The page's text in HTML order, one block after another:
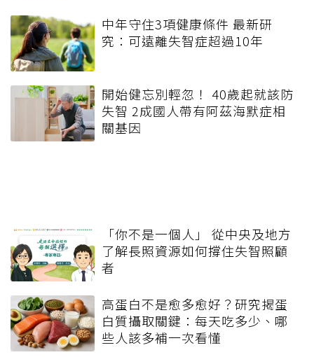
中年守住3項健康條件 最新研
究：可遠離失智症超過10年
開始健忘別輕忽！ 40歲起就該防
失智 2成國人帶有阿茲海默症相
關基因
「你不是一個人」 從中央及地方
了解長照資源如何撐住失智照顧
者
高蛋白不是愈多愈好？研究揭蛋
白質攝取關鍵：每天吃多少、哪
些人該多補一次看懂